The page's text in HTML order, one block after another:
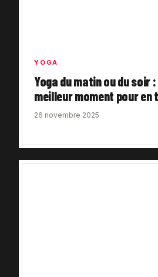
YOGA
Yoga du matin ou du soir
meilleur moment pour
26 novembre 2025